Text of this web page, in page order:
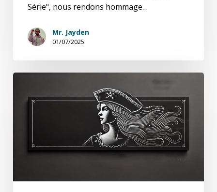
Série", nous rendons hommage…
Mr. Jayden
01/07/2025
U.K.
Hors-
Grace
O’Malley
La